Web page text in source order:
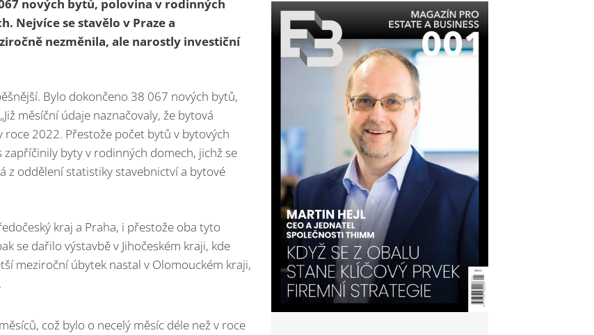
nových bytů, polovina v rodinných
Nejvíce se stavělo v Praze a
nezměnila, ale narostly investiční
Bylo dokončeno 38 067 nových bytů,
měsíční údaje naznačovaly, že bytová
2022. Přestože počet bytů v bytových
byty v rodinných domech, jichž se
z oddělení statistiky stavebnictví a bytové
kraj a Praha, i přestože oba tyto
se dařilo výstavbě v Jihočeském kraji, kde
meziroční úbytek nastal v Olomouckém kraji,
což bylo o necelý měsíc déle než v roce